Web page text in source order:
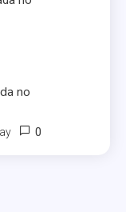
no
0